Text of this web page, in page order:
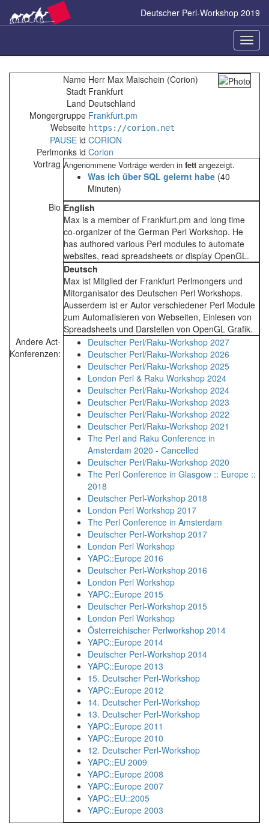
Inhalt
springen
Deutscher Perl-Workshop 2019
ein-/
Name Herr Max Maischein (‎Corion‎)
Stadt Frankfurt
Land Deutschland
Mongergruppe Frankfurt.pm
Webseite https://corion.net
PAUSE id CORION
Perlmonks id Corion
Vortrag Angenommene Vorträge werden in fett angezeigt.
‎Was ich über SQL gelernt habe‎ (40
Minuten)
Bio English
Max is a member of Frankfurt.pm and long time
co-organizer of the German Perl Workshop. He
has authored various Perl modules to automate
websites, read spreadsheets or display OpenGL.
Deutsch
Max ist Mitglied der Frankfurt Perlmongers und
Mitorganisator des Deutschen Perl Workshops.
Ausserdem ist er Autor verschiedener Perl Module
zum Automatisieren von Webseiten, Einlesen von
Spreadsheets und Darstellen von OpenGL Grafik.
Andere Act-
Konferenzen:
Deutscher Perl/Raku-Workshop 2027
Deutscher Perl/Raku-Workshop 2026
Deutscher Perl/Raku-Workshop 2025
London Perl & Raku Workshop 2024
Deutscher Perl/Raku-Workshop 2024
Deutscher Perl/Raku-Workshop 2023
Deutscher Perl/Raku-Workshop 2022
Deutscher Perl/Raku-Workshop 2021
The Perl and Raku Conference in
Amsterdam 2020 - Cancelled
Deutscher Perl/Raku-Workshop 2020
The Perl Conference in Glasgow :: Europe ::
2018
Deutscher Perl-Workshop 2018
London Perl Workshop 2017
The Perl Conference in Amsterdam
Deutscher Perl-Workshop 2017
London Perl Workshop
YAPC::Europe 2016
Deutscher Perl-Workshop 2016
London Perl Workshop
YAPC::Europe 2015
Deutscher Perl-Workshop 2015
London Perl Workshop
Österreichischer Perlworkshop 2014
YAPC::Europe 2014
Deutscher Perl-Workshop 2014
YAPC::Europe 2013
15. Deutscher Perl-Workshop
YAPC::Europe 2012
14. Deutscher Perl-Workshop
13. Deutscher Perl-Workshop
YAPC::Europe 2011
YAPC::Europe 2010
12. Deutscher Perl-Workshop
YAPC::EU 2009
YAPC::Europe 2008
YAPC::Europe 2007
YAPC::EU::2005
YAPC::Europe 2003